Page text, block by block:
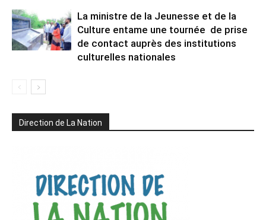
La ministre de la Jeunesse et de la
Culture entame une tournée de prise
de contact auprès des institutions
culturelles nationales
Direction de La Nation